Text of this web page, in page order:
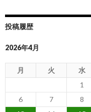
投稿履歴
2026年4月
月 火 水
1
6
7 8